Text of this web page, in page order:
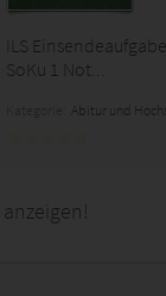
ILS Einsendeaufgabe
SoKu 1 Not...
Abitur und